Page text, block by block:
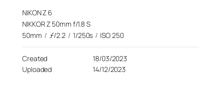
NIKON Z 6
NIKKOR Z 50mm f/1.8 S
50mm / ƒ/2.2 / 1/250s / ISO 250
Created
18/03/2023
Uploaded
14/12/2023